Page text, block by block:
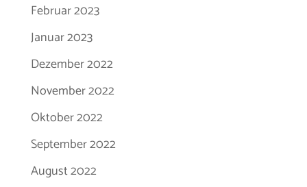
Februar 2023
Januar 2023
Dezember 2022
November 2022
Oktober 2022
September 2022
August 2022